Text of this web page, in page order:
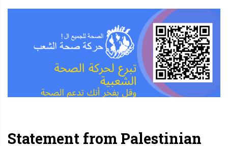
Statement from Palestinian